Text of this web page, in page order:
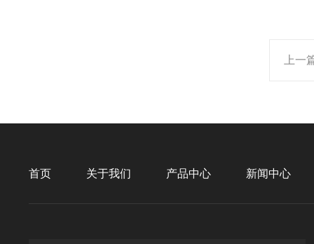
上一
首页 关于我们 产品中心 新闻中心